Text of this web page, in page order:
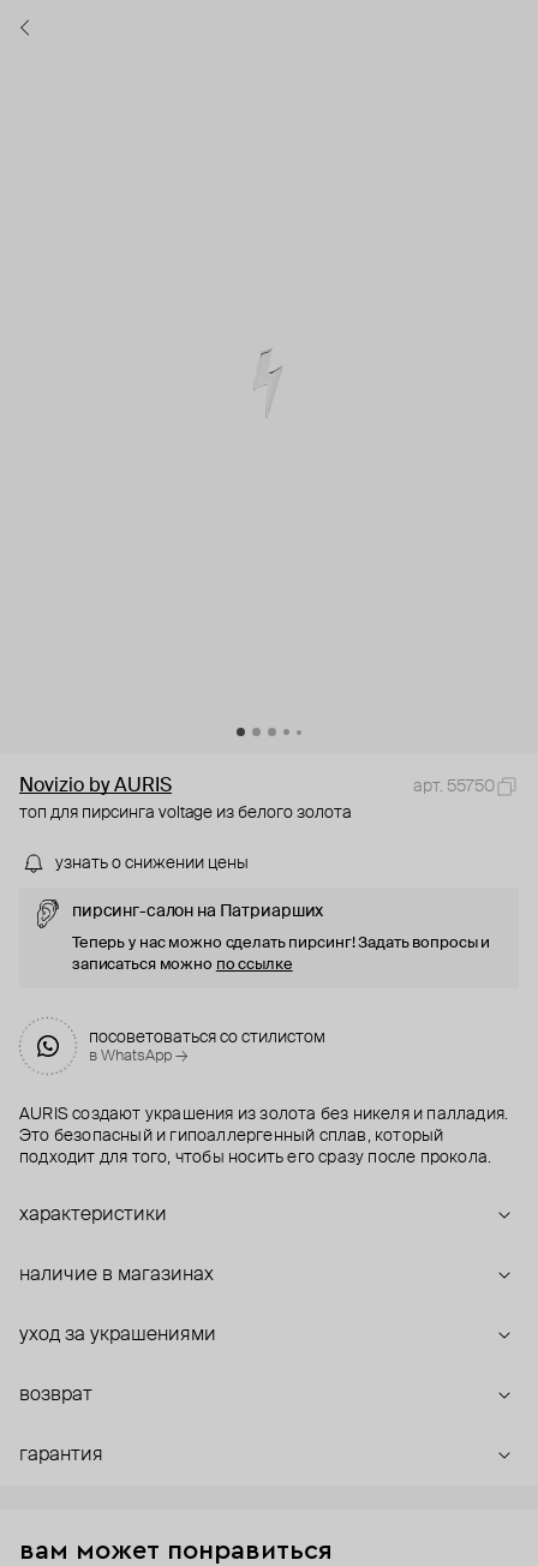
Novizio by AURIS
арт. 55750
топ для пирсинга voltage из белого золота
узнать о снижении цены
пирсинг-салон на Патриарших
Теперь у нас можно сделать пирсинг! Задать вопросы и
записаться можно по ссылке
посоветоваться со стилистом
в WhatsApp →
AURIS создают украшения из золота без никеля и палладия.
Это безопасный и гипоаллергенный сплав, который
подходит для того, чтобы носить его сразу после прокола.
характеристики
наличие в магазинах
уход за украшениями
возврат
гарантия
вам может понравиться